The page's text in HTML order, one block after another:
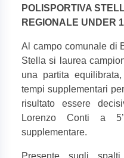
POLISPORTIVA
REGIONALE UNDER
Al campo comunale di
Stella si laurea
una partita
tempi supplementari
risultato essere
Lorenzo Conti a
supplementare.
Presente sugli